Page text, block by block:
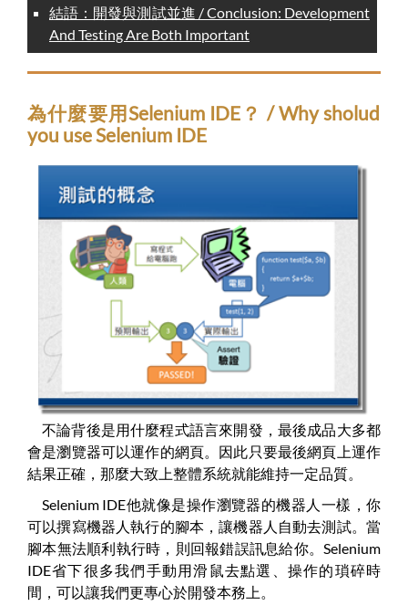
結語：開發與測試並進 / Conclusion: Development
And Testing Are Both Important
為什麼要用Selenium IDE？ / Why sholud
you use Selenium IDE
不論背後是用什麼程式語言來開發，最後成品大多都
會是瀏覽器可以運作的網頁。因此只要最後網頁上運作
結果正確，那麼大致上整體系統就能維持一定品質。
Selenium IDE他就像是操作瀏覽器的機器人一樣，你
可以撰寫機器人執行的腳本，讓機器人自動去測試。當
腳本無法順利執行時，則回報錯誤訊息給你。Selenium
IDE省下很多我們手動用滑鼠去點選、操作的瑣碎時
間，可以讓我們更專心於開發本務上。